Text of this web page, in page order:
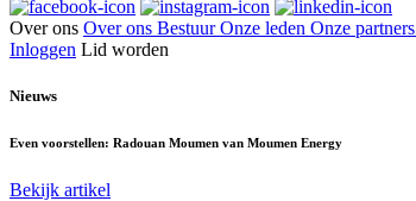
Over ons Over ons BestuurOnze leden Onze partners
Inloggen Lid worden
Nieuws
Even voorstellen: Radouan Moumen van Moumen Energy
Bekijk artikel